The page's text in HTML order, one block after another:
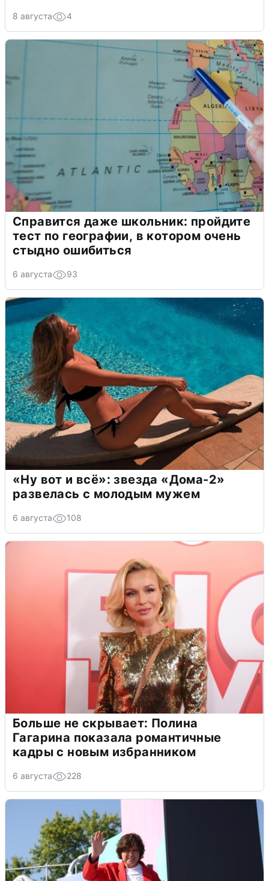
8 августа 4
Справится даже школьник: пройдите
тест по географии, в котором очень
стыдно ошибиться
6 августа 93
«Ну вот и всё»: звезда «Дома-2»
развелась с молодым мужем
6 августа 108
Больше не скрывает: Полина
Гагарина показала романтичные
кадры с новым избранником
6 августа 228